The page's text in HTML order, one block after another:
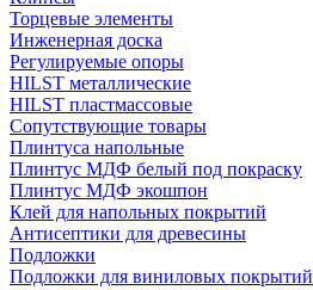
Торцевые элементы
Инженерная доска
Регулируемые опоры
HILST металлические
HILST пластмассовые
Сопутствующие товары
Плинтуса напольные
Плинтус МДФ белый под покраску
Плинтус МДФ экошпон
Клей для напольных покрытий
Антисептики для древесины
Подложки
Подложки для виниловых покрытий